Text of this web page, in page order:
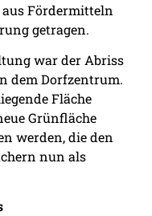
Fördermitteln
getragen.
war der Abriss
dem Dorfzentrum.
Fläche
Grünfläche
werden, die den
nun als